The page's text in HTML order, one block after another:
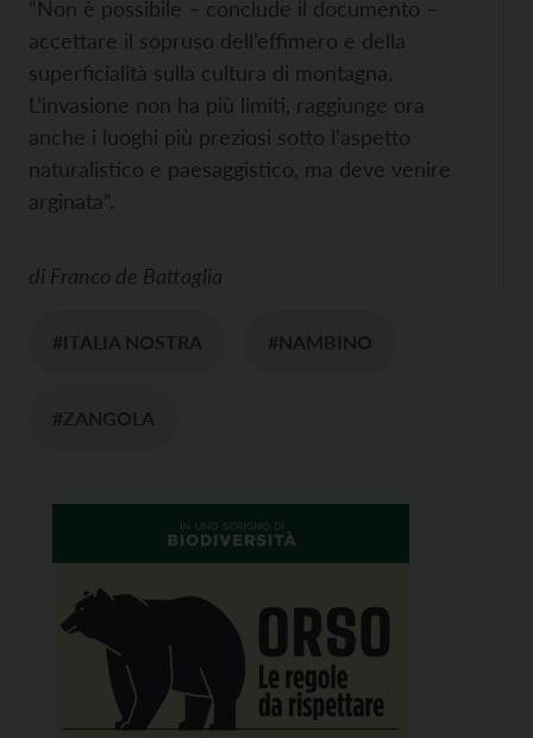
“Non è possibile – conclude il documento –
accettare il sopruso dell’effimero e della
superficialità sulla cultura di montagna.
L’invasione non ha più limiti, raggiunge ora
anche i luoghi più preziosi sotto l’aspetto
naturalistico e paesaggistico, ma deve venire
arginata”.
di Franco de Battaglia
#ITALIA NOSTRA #NAMBINO
#ZANGOLA